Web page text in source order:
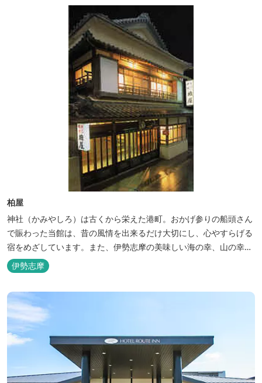
柏屋
神社（かみやしろ）は古くから栄えた港町。おかげ参りの船頭さん
で賑わった当館は、昔の風情を出来るだけ大切にし、心やすらげる
宿をめざしています。また、伊勢志摩の美味しい海の幸、山の幸を
低価格でお楽しみください。
伊勢志摩